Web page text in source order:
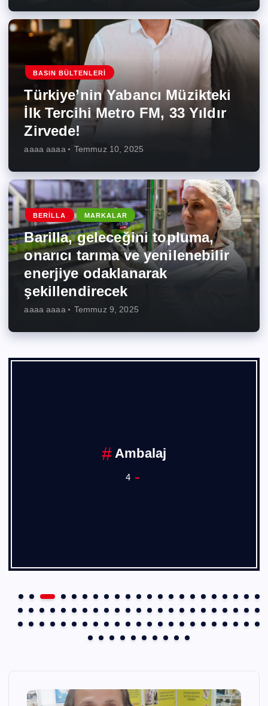
BASIN BÜLTENLERI
Türkiye’nin Yabancı Müzikteki
İlk Tercihi Metro FM, 33 Yıldır
Zirvede!
aaaa aaaa Temmuz 10, 2025
BERILLA MARKALAR
Barilla, geleceğini topluma,
onarıcı tarıma ve yenilenebilir
enerjiye odaklanarak
şekillendirecek
aaaa aaaa Temmuz 9, 2025
Ambalaj
4